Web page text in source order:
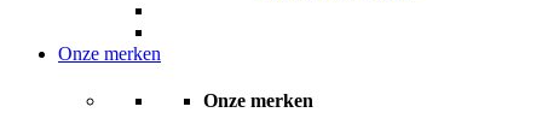
Onze merken
Onze merken